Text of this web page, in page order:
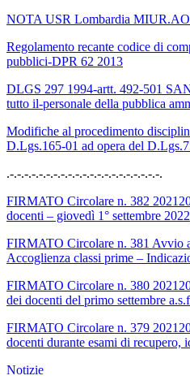
NOTA USR Lombardia
Regolamento recante codice di
pubblici-DPR 62 2013
DLGS 297 1994-artt. 492-501
tutto il-personale della pubblica
Modifiche al procedimento
D.Lgs.165-01 ad opera del
.-.-.-.-.-.-.-.-.-.-.-.-.-.-.-.-.-.-.-.-.-.
FIRMATO Circolare n. 382
docenti – giovedì 1° settembre 2022
FIRMATO Circolare n. 381 Avvio
Accoglienza classi prime –
FIRMATO Circolare n. 380
dei docenti del primo settembre
FIRMATO Circolare n. 379
docenti durante esami di recupero,
Notizie